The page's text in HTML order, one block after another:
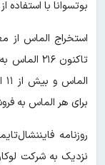
بوتسوانا با
تاکنون
برای هر الماس به
روزنامه
نزدیک به شرکت